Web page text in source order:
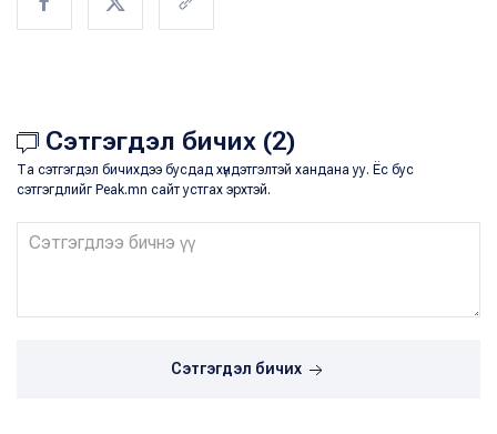
Сэтгэгдэл бичих (2)
Та сэтгэгдэл бичихдээ бусдад хүндэтгэлтэй хандана уу. Ёс бус
сэтгэгдлийг Peak.mn сайт устгах эрхтэй.
Сэтгэгдэл бичих